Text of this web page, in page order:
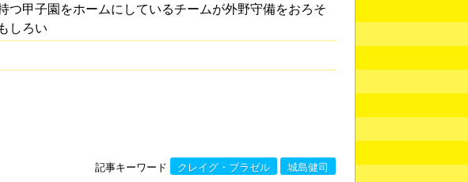
つ甲子園をホームにしているチームが外野守備をおろそ
しろい
記事キーワード クレイグ・ブラゼル 城島健司